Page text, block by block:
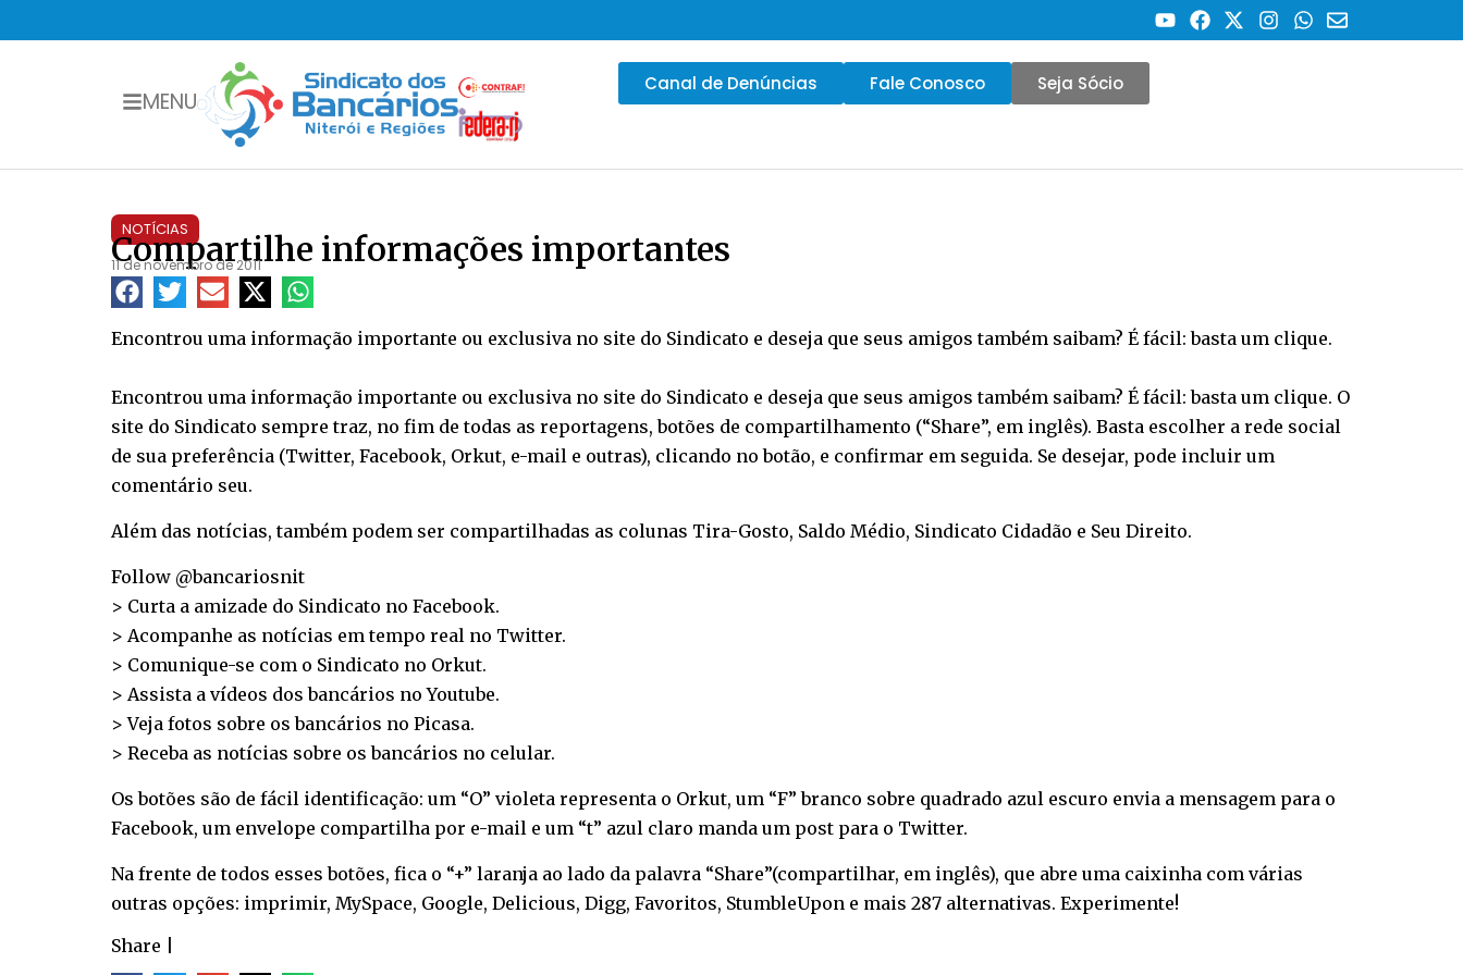
MENU
Canal de Denúncias Fale Conosco Seja Sócio
NOTÍCIAS
Compartilhe informações importantes
11 de novembro de 2011
Encontrou uma informação importante ou exclusiva no site do Sindicato e deseja que seus amigos também saibam? É fácil: basta um clique.
Encontrou uma informação importante ou exclusiva no site do Sindicato e deseja que seus amigos também saibam? É fácil: basta um clique. O
site do Sindicato sempre traz, no fim de todas as reportagens, botões de compartilhamento (“Share”, em inglês). Basta escolher a rede social
de sua preferência (Twitter, Facebook, Orkut, e-mail e outras), clicando no botão, e confirmar em seguida. Se desejar, pode incluir um
comentário seu.
Além das notícias, também podem ser compartilhadas as colunas Tira-Gosto, Saldo Médio, Sindicato Cidadão e Seu Direito.
Follow @bancariosnit
> Curta a amizade do Sindicato no Facebook.
> Acompanhe as notícias em tempo real no Twitter.
> Comunique-se com o Sindicato no Orkut.
> Assista a vídeos dos bancários noYoutube.
> Veja fotos sobre os bancários no Picasa.
> Receba as notícias sobre os bancários no celular.
Os botões são de fácil identificação: um “O” violeta representa o Orkut, um “F” branco sobre quadrado azul escuro envia a mensagem para o
Facebook, um envelope compartilha por e-mail e um “t” azul claro manda um post para o Twitter.
Na frente de todos esses botões, fica o “+” laranja ao lado da palavra “Share”(compartilhar, em inglês), que abre uma caixinha com várias
outras opções: imprimir, MySpace, Google, Delicious, Digg, Favoritos, StumbleUpon e mais 287 alternativas. Experimente!
Share